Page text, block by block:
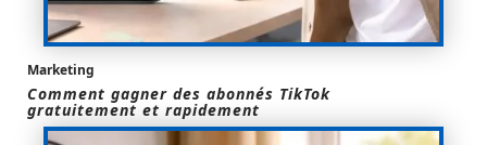
Marketing
Comment gagner des abonnés TikTok
gratuitement et rapidement